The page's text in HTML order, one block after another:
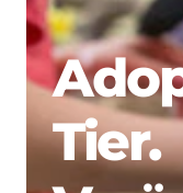
Tier.